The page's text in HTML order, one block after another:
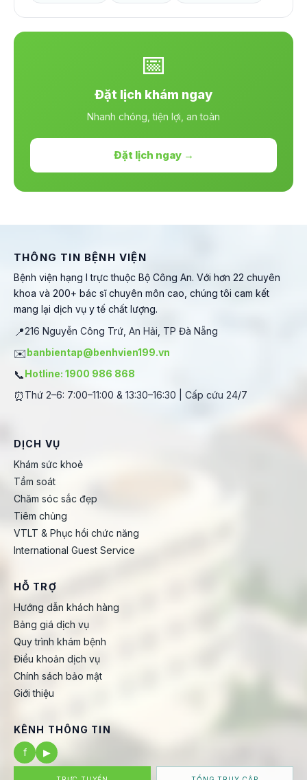
📅
Đặt lịch khám ngay
Nhanh chóng, tiện lợi, an toàn
Đặt lịch ngay →
THÔNG TIN BỆNH VIỆN
Bệnh viện hạng I trực thuộc Bộ Công An. Với hơn 22 chuyên
khoa và 200+ bác sĩ chuyên môn cao, chúng tôi cam kết
mang lại dịch vụ y tế chất lượng.
📍216 Nguyễn Công Trứ, An Hải, TP Đà Nẵng
✉️banbientap@benhvien199.vn
📞Hotline: 1900 986 868
⏰ Thứ 2–6: 7:00–11:00 & 13:30–16:30 | Cấp cứu 24/7
DỊCH VỤ
Khám sức khoẻ
Tầm soát
Chăm sóc sắc đẹp
Tiêm chủng
VTLT & Phục hồi chức năng
International Guest Service
HỖ TRỢ
Hướng dẫn khách hàng
Bảng giá dịch vụ
Quy trình khám bệnh
Điều khoản dịch vụ
Chính sách bảo mật
Giới thiệu
KÊNH THÔNG TIN
f
▶